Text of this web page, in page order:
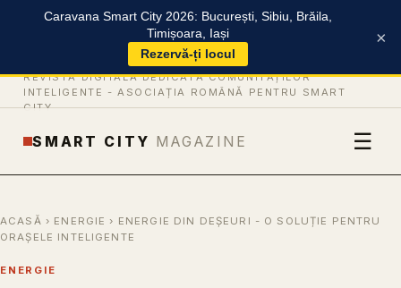
Caravana Smart City 2026: București, Sibiu, Brăila,
Timișoara, Iași
Rezervă-ți locul
×
REVISTĂ DIGITALĂ DEDICATĂ COMUNITĂȚILOR
INTELIGENTE - ASOCIAȚIA ROMÂNĂ PENTRU SMART
CITY
SMART CITY MAGAZINE ☰
ACASĂ › ENERGIE › ENERGIE DIN DEȘEURI - O SOLUȚIE PENTRU
ORAȘELE INTELIGENTE
ENERGIE